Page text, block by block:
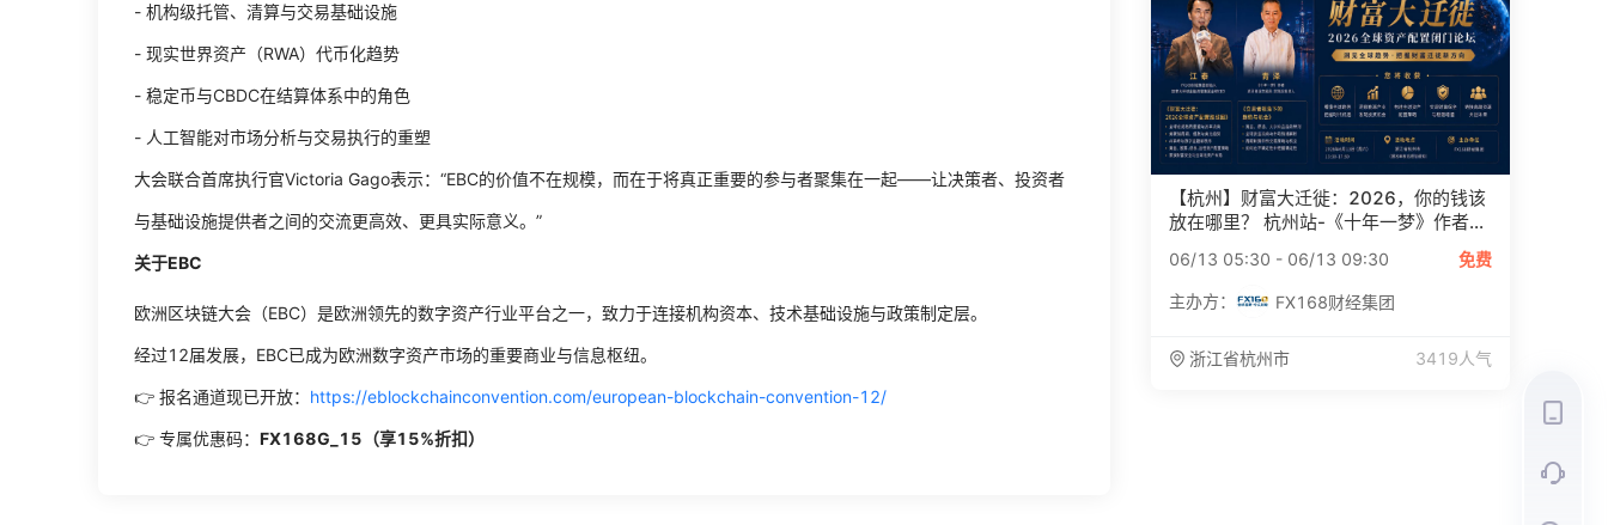
- 机构级托管、清算与交易基础设施
- 现实世界资产（RWA）代币化趋势
- 稳定币与CBDC在结算体系中的角色
- 人工智能对市场分析与交易执行的重塑
大会联合首席执行官Victoria Gago表示：“EBC的价值不在规模，而在于将真正重要的参与者聚集在一起——让决策者、投资者
与基础设施提供者之间的交流更高效、更具实际意义。”
关于EBC
欧洲区块链大会（EBC）是欧洲领先的数字资产行业平台之一，致力于连接机构资本、技术基础设施与政策制定层。
经过12届发展，EBC已成为欧洲数字资产市场的重要商业与信息枢纽。
👉 报名通道现已开放： https://eblockchainconvention.com/european-blockchain-convention-12/
👉 专属优惠码： FX168G_15（享15%折扣）
【杭州】财富大迁徙：2026，你的钱该
放在哪里？ 杭州站-《十年一梦》作者...
免费
06/13 05:30 - 06/13 09:30
主办方： FX168财经集团
浙江省杭州市 3419 人气